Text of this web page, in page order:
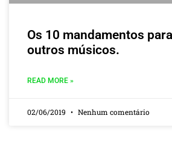
Os 10 mandamentos
outros músicos.
READ MORE »
02/06/2019 Nenhum comentário